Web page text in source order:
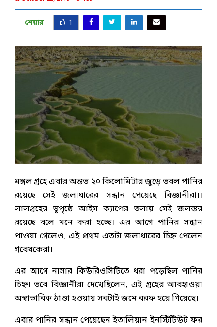
শেয়ার 1
মঙ্গল গ্রহে এবার অন্তত ২০ কিলোমিটার জুড়ে তরল পানির
রয়েছে সেই জলাধারের সন্ধান পেয়েছে বিজ্ঞানীরা।।
লালগ্রহের ভূপৃষ্ঠে আইস ক্যাপের তলায় সেই জলস্তর
রয়েছে বলে মনে করা হচ্ছে। এর আগে পানির সন্ধান
পাওয়া গেলেও, এই প্রথম এতটা জলাধারের চিহ্ন পেলেন
গবেষকেরা।
এর আগে নাসার কিউরিওসিটিতে ধরা পড়েছিল পানির
চিহ্ন। তবে বিজ্ঞানীরা দেখেছিলেন, এই গ্রহের আবহাওয়া
অস্বাভাবিক ঠাণ্ডা হওয়ায় সবটাই জমে বরফ হয়ে গিয়েছে।
এবার পানির সন্ধান পেয়েছেন ইতালিয়ান ইনস্টিটিউট ফর